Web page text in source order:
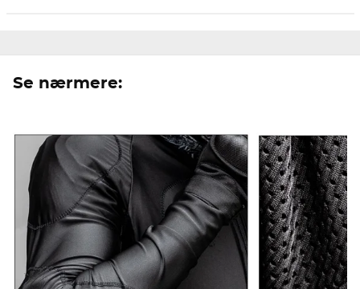
Se nærmere: